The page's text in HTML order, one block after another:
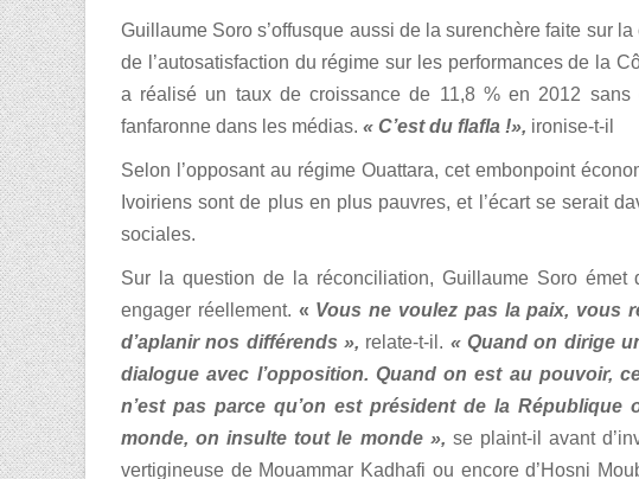
Guillaume Soro s’offusque aussi de la surenchère faite sur
de l’autosatisfaction du régime sur les performances de la
a réalisé un taux de croissance de 11,8 % en 2012 sans
fanfaronne dans les médias. « C’est du flafla !», ironise-t-il
Selon l’opposant au régime Ouattara, cet embonpoint
Ivoiriens sont de plus en plus pauvres, et l’écart se serait
sociales.
Sur la question de la réconciliation, Guillaume Soro
engager réellement. « Vous ne voulez pas la paix, vous
d’aplanir nos différends », relate-t-il. « Quand on dirige
dialogue avec l’opposition. Quand on est au pouvoir,
n’est pas parce qu’on est président de la République
monde, on insulte tout le monde », se plaint-il avant
vertigineuse de Mouammar Kadhafi ou encore d’Hosni